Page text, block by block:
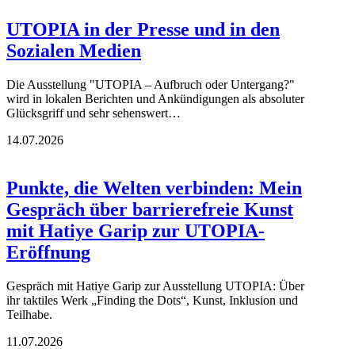
UTOPIA in der Presse und in den
Sozialen Medien
Die Ausstellung "UTOPIA – Aufbruch oder Untergang?"
wird in lokalen Berichten und Ankündigungen als absoluter
Glücksgriff und sehr sehenswert…
14.07.2026
Punkte, die Welten verbinden: Mein
Gespräch über barrierefreie Kunst
mit Hatiye Garip zur UTOPIA-
Eröffnung
Gespräch mit Hatiye Garip zur Ausstellung UTOPIA: Über
ihr taktiles Werk „Finding the Dots“, Kunst, Inklusion und
Teilhabe.
11.07.2026